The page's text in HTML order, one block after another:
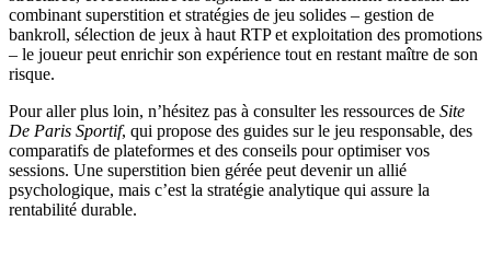
combinant superstition et stratégies de jeu solides – gestion de
bankroll, sélection de jeux à haut RTP et exploitation des promotions
– le joueur peut enrichir son expérience tout en restant maître de son
risque.
Pour aller plus loin, n’hésitez pas à consulter les ressources de Site
De Paris Sportif, qui propose des guides sur le jeu responsable, des
comparatifs de plateformes et des conseils pour optimiser vos
sessions. Une superstition bien gérée peut devenir un allié
psychologique, mais c’est la stratégie analytique qui assure la
rentabilité durable.